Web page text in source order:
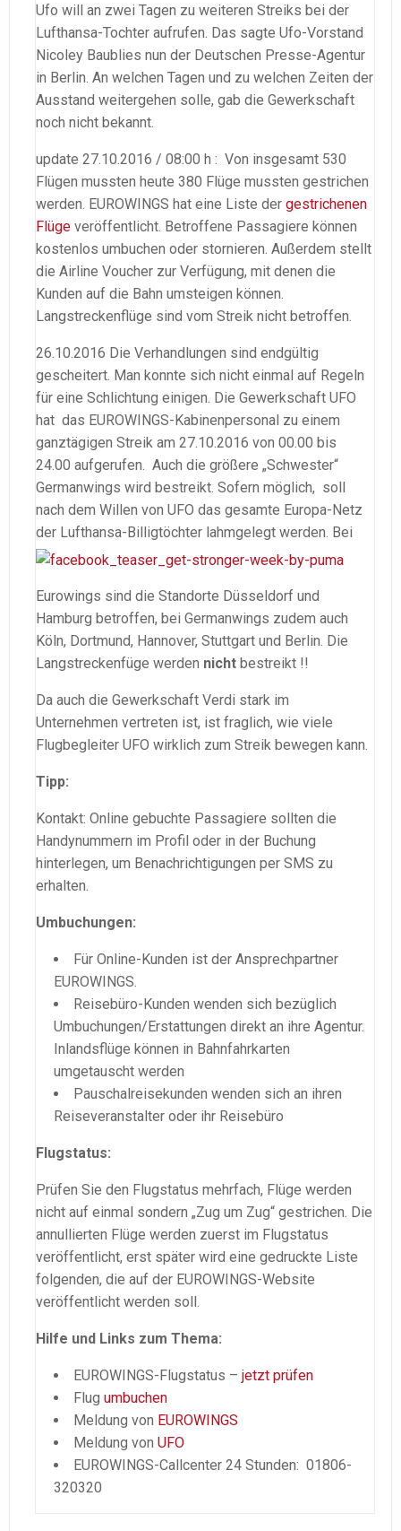
Ufo will an zwei Tagen zu weiteren Streiks bei der
Lufthansa-Tochter aufrufen. Das sagte Ufo-Vorstand
Nicoley Baublies nun der Deutschen Presse-Agentur
in Berlin. An welchen Tagen und zu welchen Zeiten der
Ausstand weitergehen solle, gab die Gewerkschaft
noch nicht bekannt.
update 27.10.2016 / 08:00 h : Von insgesamt 530
Flügen mussten heute 380 Flüge mussten gestrichen
werden. EUROWINGS hat eine Liste der gestrichenen
Flüge veröffentlicht. Betroffene Passagiere können
kostenlos umbuchen oder stornieren. Außerdem stellt
die Airline Voucher zur Verfügung, mit denen die
Kunden auf die Bahn umsteigen können.
Langstreckenflüge sind vom Streik nicht betroffen.
26.10.2016 Die Verhandlungen sind endgültig
gescheitert. Man konnte sich nicht einmal auf Regeln
für eine Schlichtung einigen. Die Gewerkschaft UFO
hat das EUROWINGS-Kabinenpersonal zu einem
ganztägigen Streik am 27.10.2016 von 00.00 bis
24.00 aufgerufen. Auch die größere „Schwester“
Germanwings wird bestreikt. Sofern möglich, soll
nach dem Willen von UFO das gesamte Europa-Netz
der Lufthansa-Billigtöchter lahmgelegt werden. Bei
Eurowings sind die Standorte Düsseldorf und
Hamburg betroffen, bei Germanwings zudem auch
Köln, Dortmund, Hannover, Stuttgart und Berlin. Die
Langstreckenfüge werden nicht bestreikt !!
Da auch die Gewerkschaft Verdi stark im
Unternehmen vertreten ist, ist fraglich, wie viele
Flugbegleiter UFO wirklich zum Streik bewegen kann.
Tipp:
Kontakt: Online gebuchte Passagiere sollten die
Handynummern im Profil oder in der Buchung
hinterlegen, um Benachrichtigungen per SMS zu
erhalten.
Umbuchungen:
Für Online-Kunden ist der Ansprechpartner
EUROWINGS.
Reisebüro-Kunden wenden sich bezüglich
Umbuchungen/Erstattungen direkt an ihre Agentur.
Inlandsflüge können in Bahnfahrkarten
umgetauscht werden
Pauschalreisekunden wenden sich an ihren
Reiseveranstalter oder ihr Reisebüro
Flugstatus:
Prüfen Sie den Flugstatus mehrfach, Flüge werden
nicht auf einmal sondern „Zug um Zug“ gestrichen. Die
annullierten Flüge werden zuerst im Flugstatus
veröffentlicht, erst später wird eine gedruckte Liste
folgenden, die auf der EUROWINGS-Website
veröffentlicht werden soll.
Hilfe und Links zum Thema:
EUROWINGS-Flugstatus – jetzt prüfen
Flug umbuchen
Meldung von EUROWINGS
Meldung von UFO
EUROWINGS-Callcenter 24 Stunden: 01806-
320320